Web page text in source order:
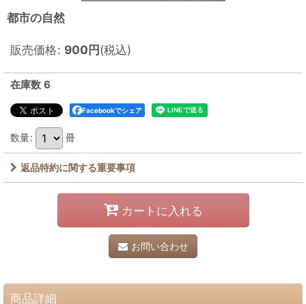
都市の自然
販売価格: 900円(税込)
在庫数 6
Facebookでシェア
数量: 冊
返品特約に関する重要事項
カートに入れる
お問い合わせ
商品詳細